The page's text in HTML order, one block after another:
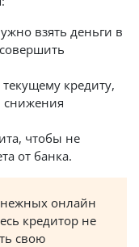
взять деньги в
кредиту,
снижения
чтобы не
от банка.
онлайн
кредитор не
свою